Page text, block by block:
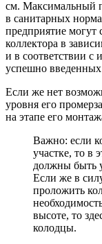
см. Максимальный
в санитарных
предприятие могут
коллектора в
и в соответствии
успешно
Если же нет
уровня его
на этапе его
Важно: если
участке, то в
должны быть
Если же в
проложить
высоте, то
колодцы.